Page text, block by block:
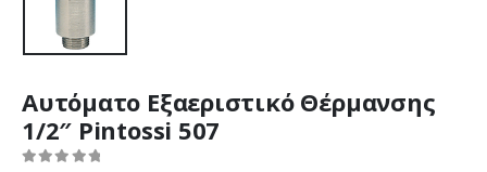
Αυτόματο Εξαεριστικό Θέρμανσης
1/2″ Pintossi 507